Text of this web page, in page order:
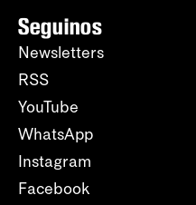
Seguinos
Newsletters
RSS
YouTube
WhatsApp
Instagram
Facebook